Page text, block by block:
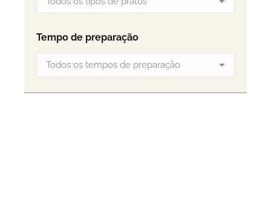
Tempo de preparação